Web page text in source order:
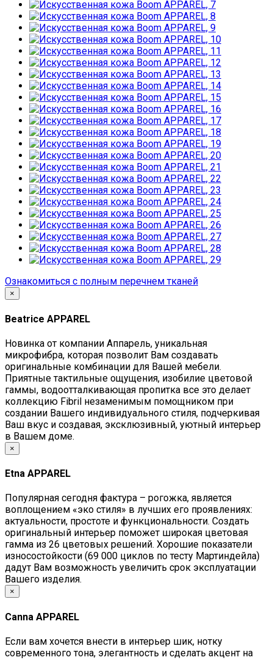
Ознакомиться с полным перечнем тканей
×
Beatrice APPAREL
Новинка от компании Аппарель, уникальная
микрофибра, которая позволит Вам создавать
оригинальные комбинации для Вашей мебели.
Приятные тактильные ощущения, изобилие цветовой
гаммы, водоотталкивающая пропитка все это делает
коллекцию Fibril незаменимым помощником при
создании Вашего индивидуального стиля, подчеркивая
Ваш вкус и создавая, эксклюзивный, уютный интерьер
в Вашем доме.
×
Etna APPAREL
Популярная сегодня фактура – рогожка, является
воплощением «эко стиля» в лучших его проявлениях:
актуальности, простоте и функциональности. Создать
оригинальный интерьер поможет широкая цветовая
гамма из 26 цветовых решений. Хорошие показатели
износостойкости (69 000 циклов по тесту Мартиндейла)
дадут Вам возможность увеличить срок эксплуатации
Вашего изделия.
×
Canna APPAREL
Если вам хочется внести в интерьер шик, нотку
современного тона, элегантность и сделать акцент на